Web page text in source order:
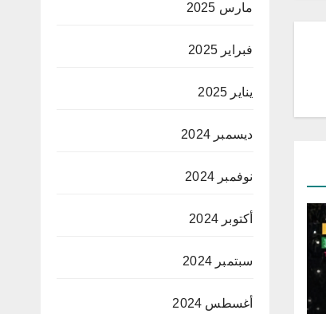
مارس 2025
فبراير 2025
يناير 2025
ديسمبر 2024
نوفمبر 2024
أكتوبر 2024
سبتمبر 2024
أغسطس 2024